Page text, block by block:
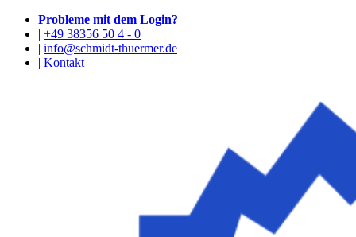
Probleme mit dem Login?
| +49 38356 50 4 - 0
| info@schmidt-thuermer.de
| Kontakt